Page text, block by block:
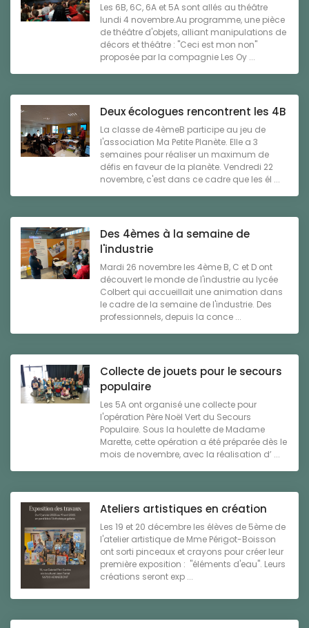
Les 6B, 6C, 6A et 5A sont allés au théâtre
lundi 4 novembre.Au programme, une pièce
de théâtre d'objets, alliant manipulations de
décors et théâtre : "Ceci est mon non"
proposée par la compagnie Les Oy ...
Deux écologues rencontrent les 4B
La classe de 4èmeB participe au jeu de
l'association Ma Petite Planète. Elle a 3
semaines pour réaliser un maximum de
défis en faveur de la planète. Vendredi 22
novembre, c'est dans ce cadre que les él ...
Des 4èmes à la semaine de
l'industrie
Mardi 26 novembre les 4ème B, C et D ont
découvert le monde de l'industrie au lycée
Colbert qui accueillait une animation dans
le cadre de la semaine de l'industrie. Des
professionnels, depuis la conce ...
Collecte de jouets pour le secours
populaire
Les 5A ont organisé une collecte pour
l'opération Père Noël Vert du Secours
Populaire. Sous la houlette de Madame
Marette, cette opération a été préparée dès le
mois de novembre, avec la réalisation d’ ...
Ateliers artistiques en création
Les 19 et 20 décembre les élèves de 5ème de
l'atelier artistique de Mme Périgot-Boisson
ont sorti pinceaux et crayons pour créer leur
première exposition : "éléments d'eau". Leurs
créations seront exp ...